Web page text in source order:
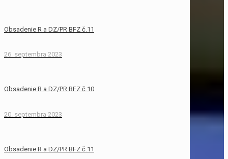
Obsadenie R a DZ/PR BFZ č.11
26. septembra 2023
Obsadenie R a DZ/PR BFZ č.10
20. septembra 2023
Obsadenie R a DZ/PR BFZ č.11